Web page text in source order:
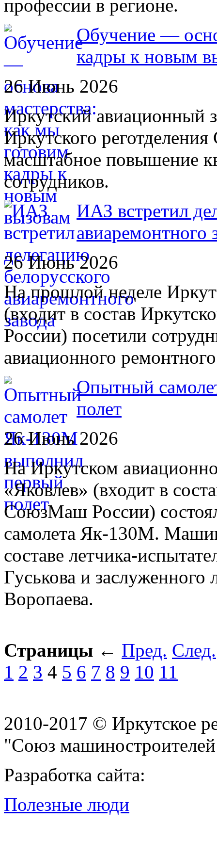
профессии в регионе.
Обучение —
кадры к новым
26 Июнь 2026
Иркутский авиационный
Иркутского
масштабное повышение
сотрудников.
ИАЗ встретил
авиаремонтного
26 Июнь 2026
На прошлой неделе
(входит в состав
России) посетили
авиационного
Опытный
полет
26 Июнь 2026
На Иркутском
«Яковлев» (входит в
СоюзМаш России)
самолета Як-130М.
составе летчика-
Гуськова и заслуженного
Воропаева.
Страницы ← Пред. След.
1 2 3 4 5 6 7 8 9 10 11
2010-2017 © Иркутское
"Союз
Разработка сайта:
Полезные люди